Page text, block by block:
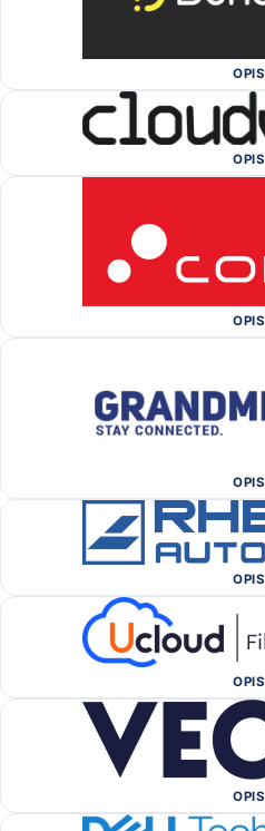
OPIS
OPIS
OPIS
OPIS
OPIS
OPIS
OPIS